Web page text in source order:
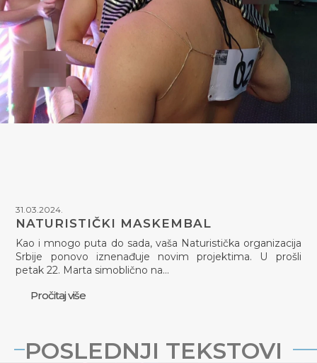
31.03.2024.
NATURISTIČKI MASKEMBAL
Kao i mnogo puta do sada, vaša Naturistička organizacija
Srbije ponovo iznenađuje novim projektima. U prošli
petak 22. Marta simoblično na…
Pročitaj više
POSLEDNJI TEKSTOVI